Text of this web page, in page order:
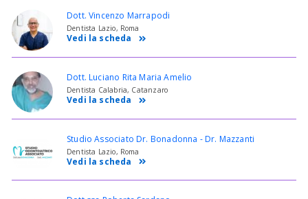
Dott. Vincenzo Marrapodi
Dentista Lazio, Roma
Vedi la scheda
Dott. Luciano Rita Maria Amelio
Dentista Calabria, Catanzaro
Vedi la scheda
Studio Associato Dr. Bonadonna - Dr. Mazzanti
Dentista Lazio, Roma
Vedi la scheda